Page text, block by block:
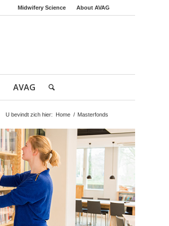
Midwifery Science About AVAG
AVAG
U bevindt zich hier: Home / Masterfonds